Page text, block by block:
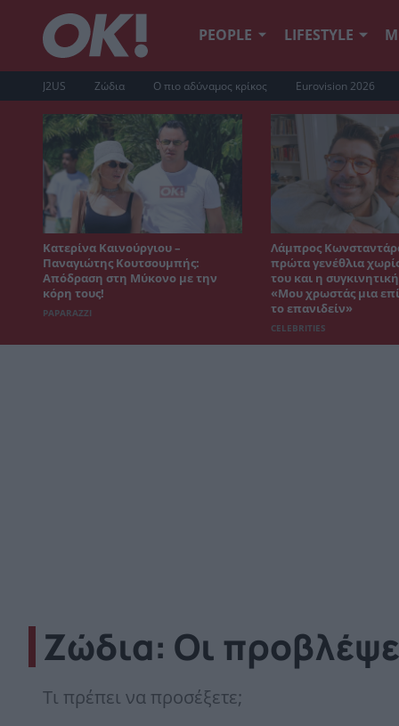
PEOPLE LIFESTYLE
J2US Ζώδια Ο πιο αδύναμος κρίκος Eurovision 2026
Κατερίνα Καινούργιου –
Παναγιώτης Κουτσουμπής:
Απόδραση στη Μύκονο με την
κόρη τους!
PAPARAZZI
Λάμπρος
πρώτα γενέθλια
του και η
«Μου χρωστάς μια
το επανιδείν»
CELEBRITIES
Ζώδια: Οι
Τι πρέπει να προσέξετε;